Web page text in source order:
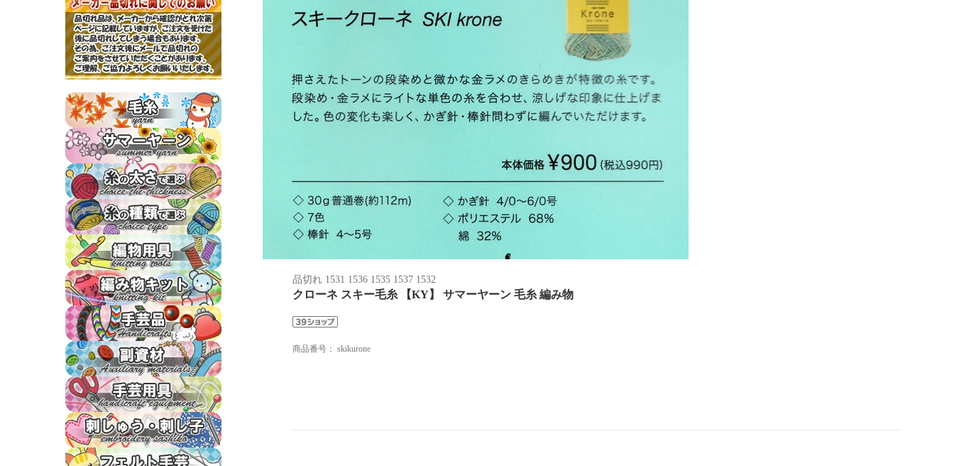
ニッケビクター毛糸
パピー毛糸
リッチモア毛糸
ハマナカ毛糸
オリムパス毛糸
ダイヤモンド毛糸
スキー毛糸
ダルマ毛糸
クロバー毛糸
内藤商事毛糸
DMC
スタジオエフ
野呂英作毛糸
ニッケビクター春夏糸
ダルマ春夏糸
ダルマレース糸
オリムパス春夏糸
オリムパスレース糸
リッチモア春夏糸
パピー春夏糸
スキー春夏糸
ハマナカ春夏糸
ダイヤ春夏糸
内藤商事春夏糸
極細 （0～1号）
合細 （1～2号）
中細 （2～4号）
合太 （4～5号）
並太 （6～8号）
極太 （9～12号）
超極太 （13号以上）
ツイード
ロービング
ファー毛糸
オーガニックコットン
タティングレース
麻・リネン
ストローヤーン
くつした・ソックス用毛糸
バッグ・帽子用糸
編み針一覧
かぎ針・レース針
棒針
輪針
アフガン針
タティングレース針
「ニットプロ」
あみぐるみキット
かわいいあみぐるみ
キャラクターキット
縁起物のあみぐるみ
エコアンダリヤのキット
エコクラフトハマナカキット
手作りキット
テディベア
ハーバリウム
染色
粘土
レザーコード
ゴム
リボン・テープ・ロープ
ソーイング用品
糸
ししゅう糸・刺し子糸
品切れ 1531 1536 1535 1537 1532
クローネ スキー毛糸 【KY】 サマーヤーン 毛糸 編み物
商品番号： skikurone